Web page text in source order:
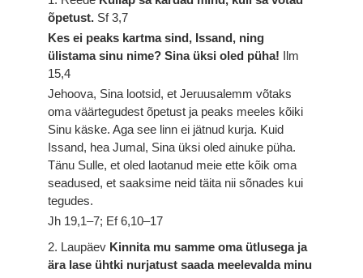
õpetust. Sf 3,7
Kes ei peaks kartma sind, Issand, ning
ülistama sinu nime? Sina üksi oled püha! Ilm
15,4
Jehoova, Sina lootsid, et Jeruusalemm võtaks
oma väärtegudest õpetust ja peaks meeles kõiki
Sinu käske. Aga see linn ei jätnud kurja. Kuid
Issand, hea Jumal, Sina üksi oled ainuke püha.
Tänu Sulle, et oled laotanud meie ette kõik oma
seadused, et saaksime neid täita nii sõnades kui
tegudes.
Jh 19,1–7; Ef 6,10–17
2. Laupäev Kinnita mu samme oma ütlusega ja
ära lase ühtki nurjatust saada meelevalda minu